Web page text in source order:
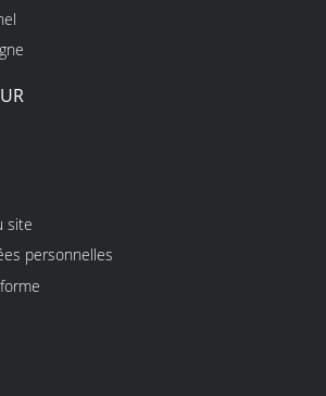
site
personnelles